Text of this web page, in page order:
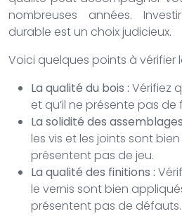
nombreuses années.
durable est un choix judicieux.
Voici quelques points à vérifier
La qualité du bois : Vérifiez
et qu’il ne présente pas
La solidité des
les vis et les joints sont bien
présentent pas de jeu.
La qualité des finitions :
le vernis sont bien
présentent pas de défauts.